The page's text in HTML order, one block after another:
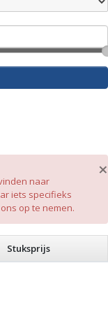
×
naar
iets specifieks
op te nemen.
Stuksprijs